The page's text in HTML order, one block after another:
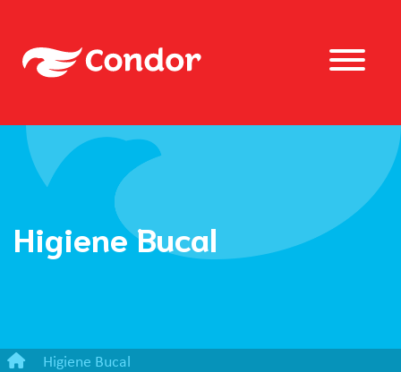
Higiene Bucal
Higiene Bucal